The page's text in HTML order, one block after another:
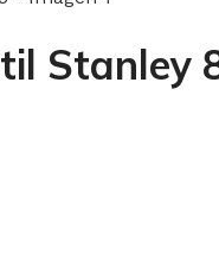
Stanley